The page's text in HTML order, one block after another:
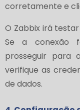
corretamente e
O Zabbix irá
Se a conexão
prosseguir para
verifique as
de dados.